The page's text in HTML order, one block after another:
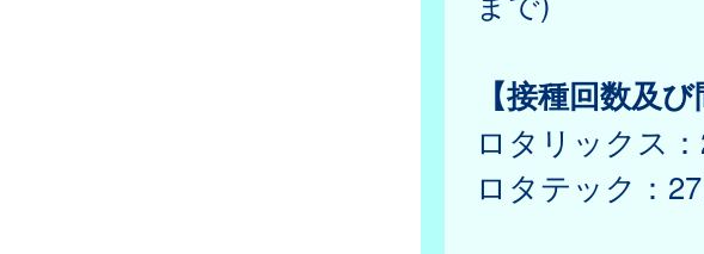
【接種回数及び
ロタリックス
ロタテック：